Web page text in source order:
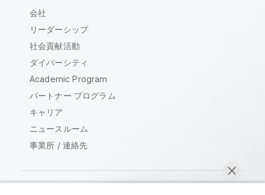
会社
リーダーシップ
社会貢献活動
ダイバーシティ
Academic Program
パートナー プログラム
キャリア
ニュースルーム
事業所 / 連絡先